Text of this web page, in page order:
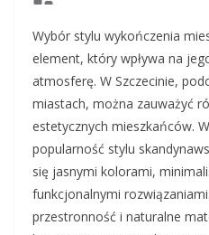
Wybór stylu wykończenia
element, który wpływa na
atmosferę. W Szczecinie,
miastach, można zauważyć
estetycznych mieszkańców.
popularność stylu
się jasnymi kolorami,
funkcjonalnymi
przestronność i naturalne